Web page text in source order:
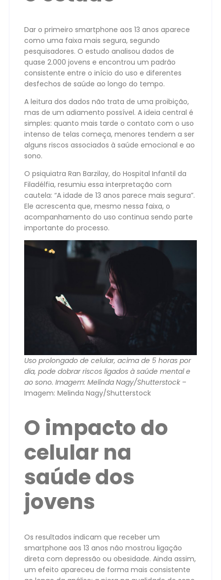
Dar o primeiro smartphone aos 13 anos aparece
como uma faixa mais segura, segundo
pesquisadores. O estudo analisou dados de
quase 2.000 jovens e encontrou um padrão
consistente entre o início do uso e diferentes
desfechos de saúde ao longo do tempo.
A leitura dos dados não trata de uma proibição,
mas de um adiamento possível. A ideia central é
simples: quanto mais tarde o contato com o uso
intenso de telas começa, menores tendem a ser
alguns riscos associados à saúde emocional e ao
sono.
O psiquiatra Ran Barzilay, do Hospital Infantil da
Filadélfia, resumiu essa interpretação com
cautela: “A idade de 13 anos parece mais segura”.
Ele acrescenta que, mesmo nessa faixa, o
acompanhamento do uso continua sendo parte
importante do processo.
Uso prolongado de celular, acima de 5 horas por
dia, pode dobrar riscos ligados à saúde mental e
ao sono. Imagem: Melinda Nagy/Shutterstock–
Imagem: Melinda Nagy/Shutterstock
O impacto do
celular na
saúde dos
jovens
Os resultados indicam que receber um
smartphone aos 13 anos não mostrou ligação
direta com depressão ou obesidade. Ainda assim,
um efeito apareceu de forma mais consistente